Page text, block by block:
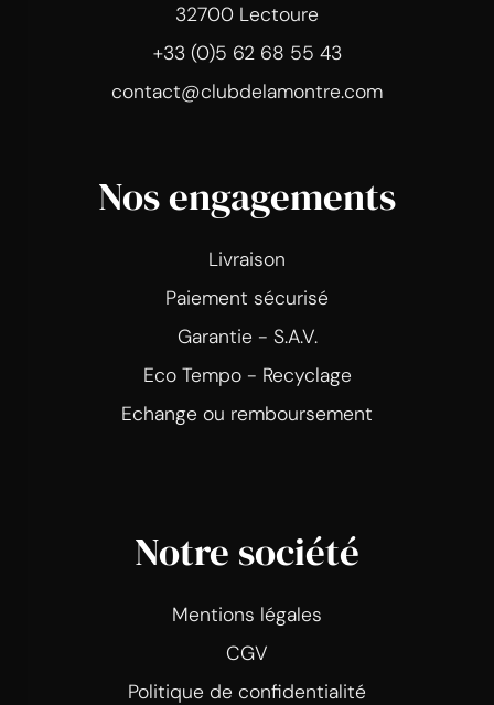
32700 Lectoure
+33 (0)5 62 68 55 43
contact@clubdelamontre.com
Nos engagements
Livraison
Paiement sécurisé
Garantie - S.A.V.
Eco Tempo - Recyclage
Echange ou remboursement
Notre société
Mentions légales
CGV
Politique de confidentialité